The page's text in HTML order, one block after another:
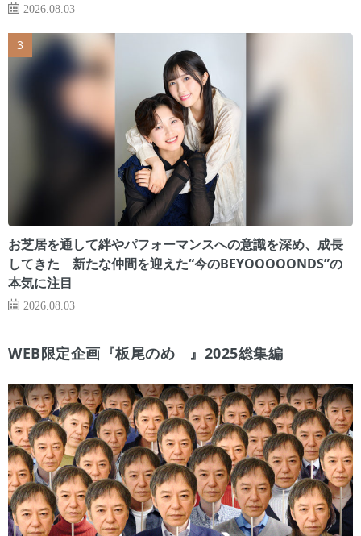
2026.08.03
お芝居を通して絆やパフォーマンスへの意識を深め、成長
してきた 新たな仲間を迎えた“今のBEYOOOOONDS”の
本気に注目
2026.08.03
WEB限定企画『板尾のめ゙』2025総集編